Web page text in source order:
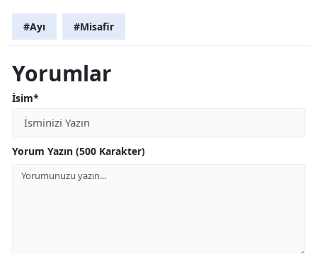
#Ayı #Misafir
Yorumlar
İsim*
Yorum Yazın (500 Karakter)